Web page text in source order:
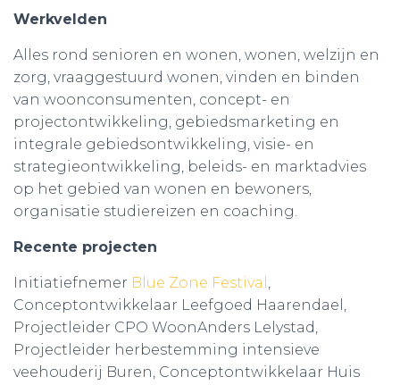
Werkvelden
Alles rond senioren en wonen, wonen, welzijn en
zorg, vraaggestuurd wonen, vinden en binden
van woonconsumenten, concept- en
projectontwikkeling, gebiedsmarketing en
integrale gebiedsontwikkeling, visie- en
strategieontwikkeling, beleids- en marktadvies
op het gebied van wonen en bewoners,
organisatie studiereizen en coaching.
Recente projecten
Initiatiefnemer Blue Zone Festival ,
Conceptontwikkelaar Leefgoed Haarendael,
Projectleider CPO WoonAnders Lelystad,
Projectleider herbestemming intensieve
veehouderij Buren, Conceptontwikkelaar Huis